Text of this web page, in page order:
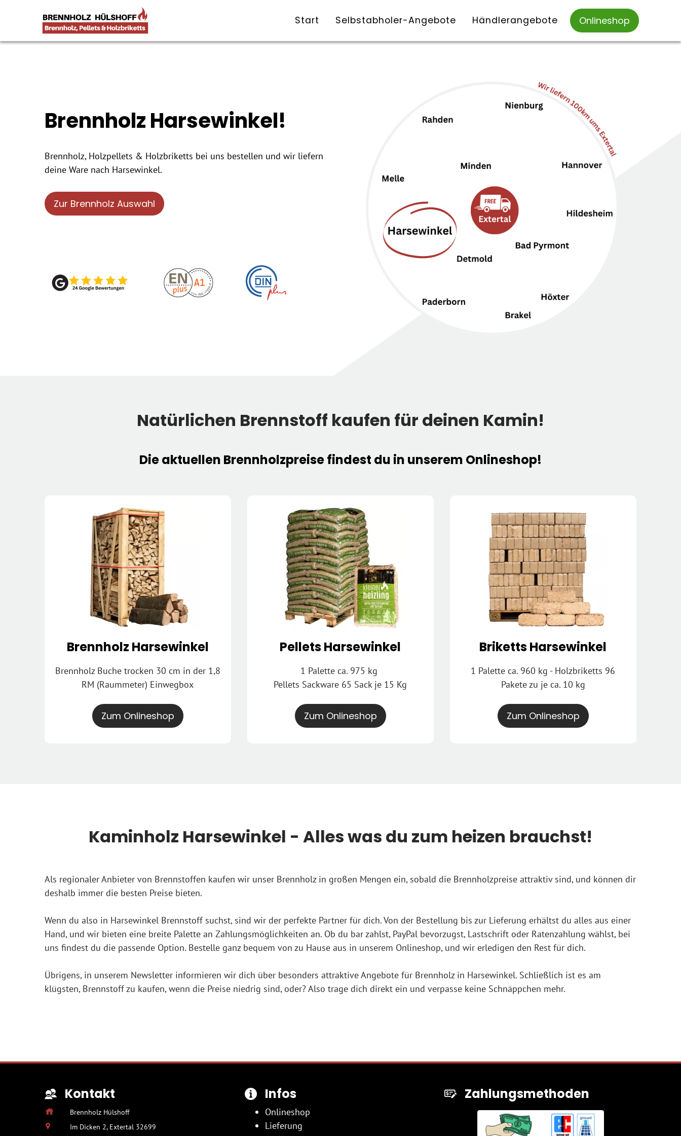
Start Selbstabholer-Angebote Händlerangebote Onlineshop
Brennholz Harsewinkel!
Brennholz, Holzpellets & Holzbriketts bei uns bestellen und wir liefern
deine Ware nach Harsewinkel.
Zur Brennholz Auswahl
Natürlichen Brennstoff kaufen für deinen Kamin!
Dieaktuellen Brennholzpreisefindest du in unserem Onlineshop!
Brennholz Harsewinkel
Brennholz Buche trocken 30 cm in der 1,8
RM (Raummeter) Einwegbox
Zum Onlineshop
Pellets Harsewinkel
1 Palette ca. 975 kg
Pellets Sackware 65 Sack je 15 Kg
Zum Onlineshop
Briketts Harsewinkel
1 Palette ca. 960 kg - Holzbriketts 96
Pakete zu je ca. 10 kg
Zum Onlineshop
Kaminholz Harsewinkel - Alles was du zum heizen brauchst!
Als regionaler Anbieter von Brennstoffen kaufen wir unser Brennholz in großen Mengen ein, sobald die Brennholzpreise attraktiv sind, und können dir
deshalb immer die besten Preise bieten.
Wenn du also in Harsewinkel Brennstoff suchst, sind wir der perfekte Partner für dich. Von der Bestellung bis zur Lieferung erhältst du alles aus einer
Hand, und wir bieten eine breite Palette an Zahlungsmöglichkeiten an. Ob du bar zahlst, PayPal bevorzugst, Lastschrift oder Ratenzahlung wählst, bei
uns findest du die passende Option. Bestelle ganz bequem von zu Hause aus in unserem Onlineshop, und wir erledigen den Rest für dich.
Übrigens, in unserem Newsletter informieren wir dich über besonders attraktive Angebote für Brennholz in Harsewinkel. Schließlich ist es am
klügsten, Brennstoff zu kaufen, wenn die Preise niedrig sind, oder? Also trage dich direkt ein und verpasse keine Schnäppchen mehr.
Kontakt
Brennholz Hülshoff
Im Dicken 2, Extertal 32699
Infos
Onlineshop
Lieferung
Zahlungsmethoden